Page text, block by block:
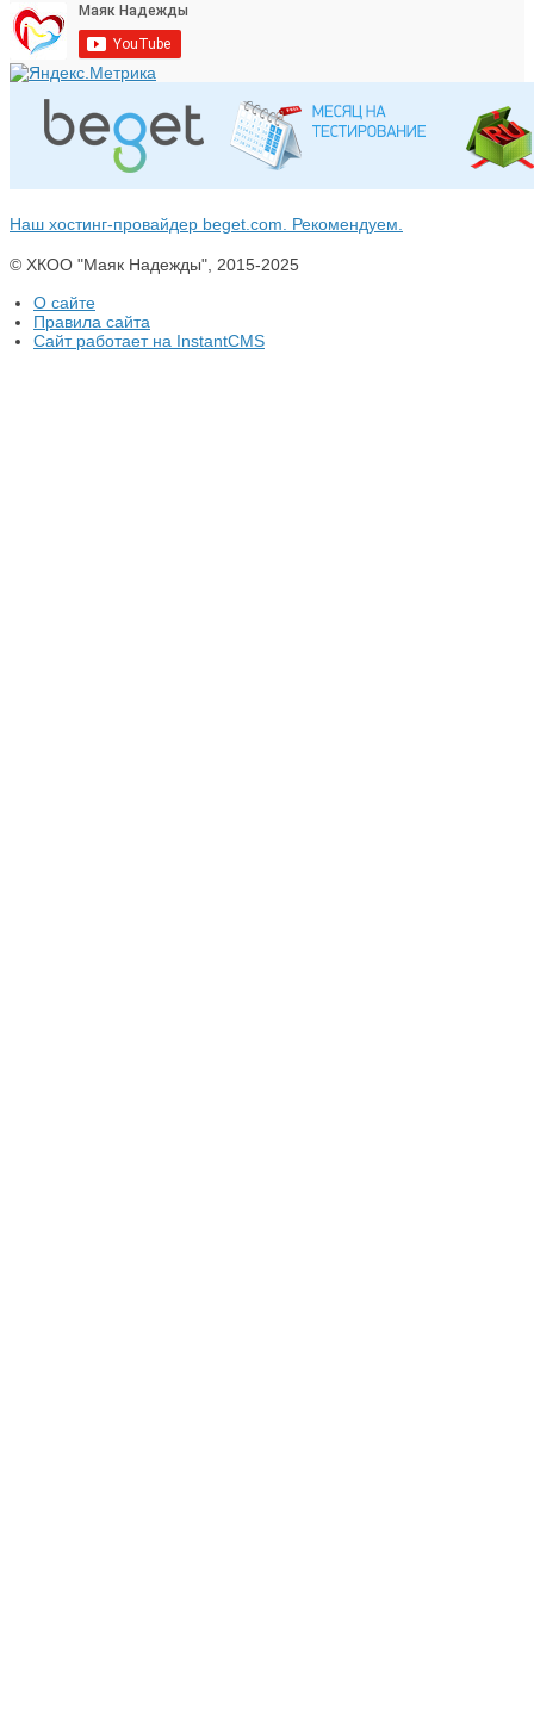
Наш хостинг-провайдер beget.com. Рекомендуем.
© ХКОО "Маяк Надежды", 2015-2025
О сайте
Правила сайта
Сайт работает на InstantCMS